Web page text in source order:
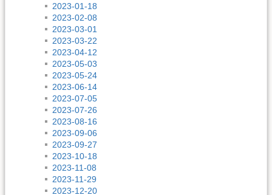
2023-01-18
2023-02-08
2023-03-01
2023-03-22
2023-04-12
2023-05-03
2023-05-24
2023-06-14
2023-07-05
2023-07-26
2023-08-16
2023-09-06
2023-09-27
2023-10-18
2023-11-08
2023-11-29
2023-12-20